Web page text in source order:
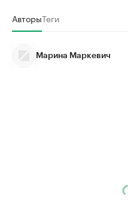
АвторыТеги
Марина Маркевич